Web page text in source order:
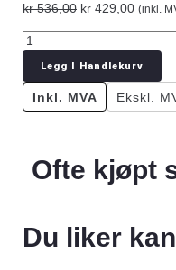
kr536,00 kr 429,00 (inkl.
Legg I Handlekurv
Inkl. MVA Ekskl.
Ofte kjøpt
Du liker